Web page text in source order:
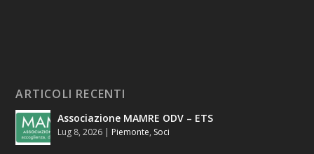
ARTICOLI RECENTI
Associazione MAMRE ODV – ETS
Lug 8, 2026 | Piemonte, Soci